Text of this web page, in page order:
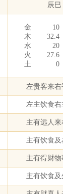
辰巳
金
10
木
32.4
水
20
火
27.6
土
0
左贵客来右
左主饮食右
主有远人
主有饮食及
主有得财
主有饮食